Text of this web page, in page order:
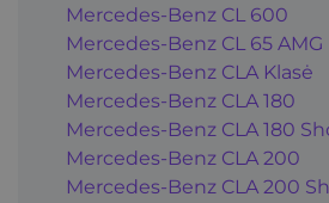
Mercedes-Benz CL 600
Mercedes-Benz CL 65 AMG
Mercedes-Benz CLA Klasė
Mercedes-Benz CLA 180
Mercedes-Benz CLA 180
Mercedes-Benz CLA 200
Mercedes-Benz CLA 200